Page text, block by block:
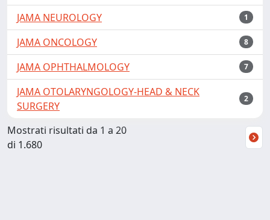
JAMA NEUROLOGY 1
JAMA ONCOLOGY 8
JAMA OPHTHALMOLOGY 7
JAMA OTOLARYNGOLOGY-HEAD & NECK
SURGERY
2
Mostrati risultati da 1 a 20
di 1.680